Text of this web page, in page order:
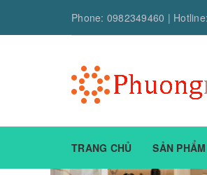
Phone: 0982349460 |
TRANG CHỦ SẢN PHẨM